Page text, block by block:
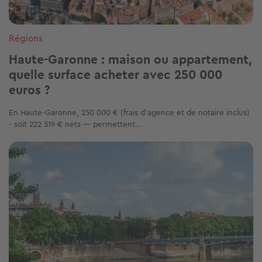
Régions
Haute-Garonne : maison ou appartement,
quelle surface acheter avec 250 000
euros ?
En Haute-Garonne, 250 000 € (frais d'agence et de notaire inclus)
- soit 222 519 € nets — permettent...
Image